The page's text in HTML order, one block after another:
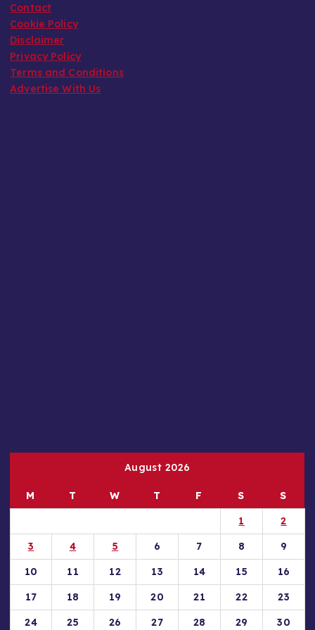
Contact
Cookie Policy
Disclaimer
Privacy Policy
Terms and Conditions
Advertise With Us
August 2026
M T W T F S
S
1
2
3
4 5 6 7 8
9
10
11 12 13 14 15
16
17
18 19 20 21 22
23
24
25 26 27 28 29 30